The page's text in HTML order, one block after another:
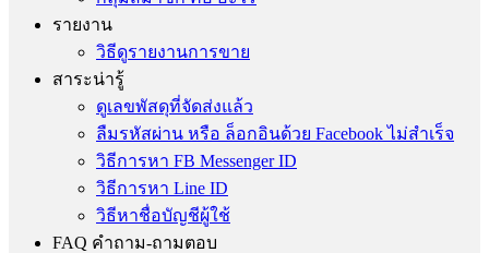
รายงาน
วิธีดูรายงานการขาย
สาระน่ารู้
ดูเลขพัสดุที่จัดส่งแล้ว
ลืมรหัสผ่าน หรือ ล็อกอินด้วย Facebook ไม่สำเร็จ
วิธีการหา FB Messenger ID
วิธีการหา Line ID
วิธีหาชื่อบัญชีผู้ใช้
FAQ คำถาม-ถามตอบ